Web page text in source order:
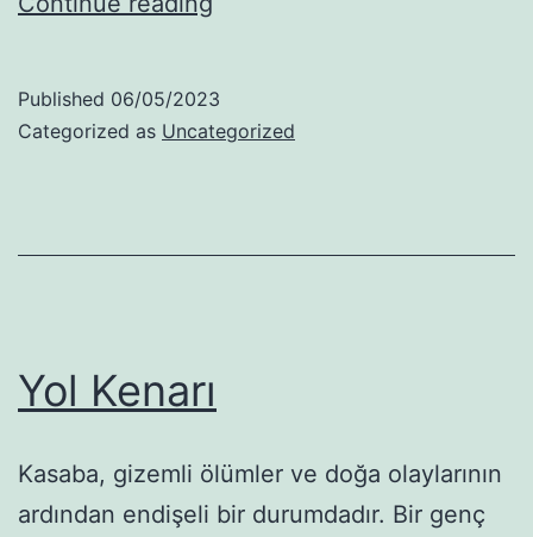
Published 06/05/2023
Categorized as Uncategorized
Yol Kenarı
Kasaba, gizemli ölümler ve doğa olaylarının
ardından endişeli bir durumdadır. Bir genç